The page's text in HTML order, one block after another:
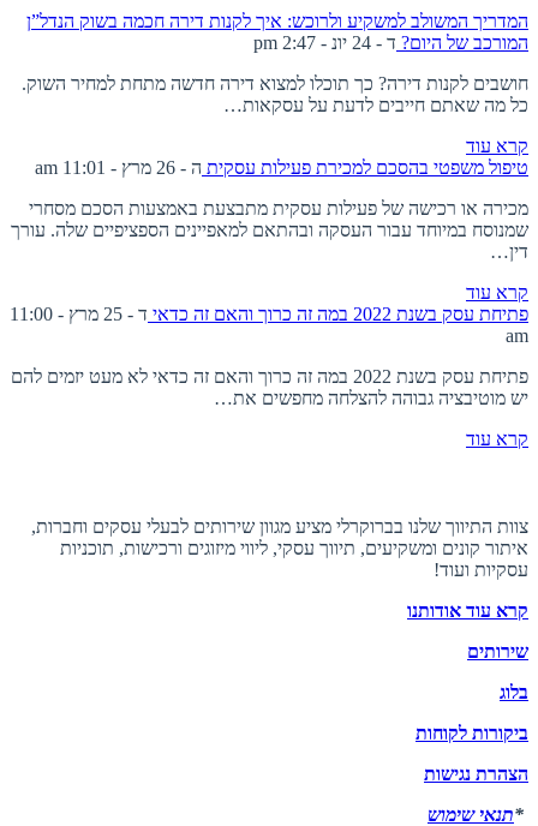
המדריך המשולב למשקיע ולרוכש: איך לקנות דירה חכמה בשוק הנדל”ן
המורכב של היום? ד - 24 יונ - 2:47 pm
חושבים לקנות דירה? כך תוכלו למצוא דירה חדשה מתחת למחיר השוק.
כל מה שאתם חייבים לדעת על עסקאות…
קרא עוד
טיפול משפטי בהסכם למכירת פעילות עסקית ה - 26 מרץ - 11:01 am
מכירה או רכישה של פעילות עסקית מתבצעת באמצעות הסכם מסחרי
שמנוסח במיוחד עבור העסקה ובהתאם למאפיינים הספציפיים שלה. עורך
דין…
קרא עוד
פתיחת עסק בשנת 2022 במה זה כרוך והאם זה כדאי
ד - 25 מרץ - 11:00
am
פתיחת עסק בשנת 2022 במה זה כרוך והאם זה כדאי לא מעט יזמים להם
יש מוטיבציה גבוהה להצלחה מחפשים את…
קרא עוד
צוות התיווך שלנו בברוקרלי מציע מגוון שירותים לבעלי עסקים וחברות,
איתור קונים ומשקיעים, תיווך עסקי, ליווי מיזוגים ורכישות, תוכניות
עסקיות ועוד!
קרא עוד אודותנו
שירותים
בלוג
ביקורות לקוחות
הצהרת נגישות
*תנאי שימוש